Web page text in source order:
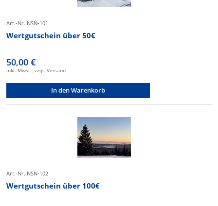
Art.-Nr. NSN-101
Wertgutschein über 50€
50,00 €
inkl. Mwst., zzgl. Versand
In den Warenkorb
Art.-Nr. NSN-102
Wertgutschein über 100€